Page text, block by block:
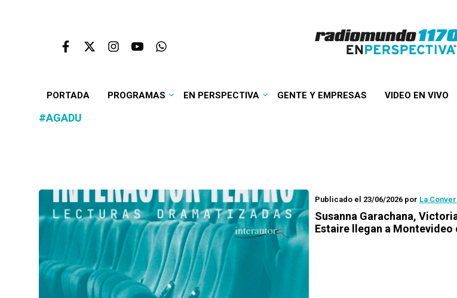
PORTADA PROGRAMAS EN PERSPECTIVA GENTE Y EMPRESAS VIDEO EN VIVO
#AGADU
Publicado el 23/06/2026 por La
Susanna Garachana,
Estaire llegan a